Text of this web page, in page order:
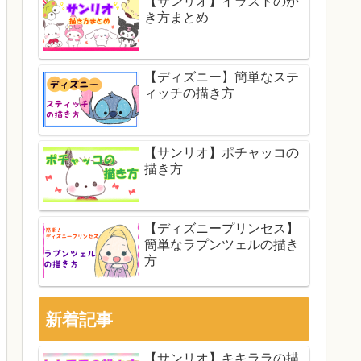
き方まとめ
【ディズニー】簡単なステ
ィッチの描き方
【サンリオ】ポチャッコの
描き方
【ディズニープリンセス】
簡単なラプンツェルの描き
方
新着記事
【サンリオ】キキララの描